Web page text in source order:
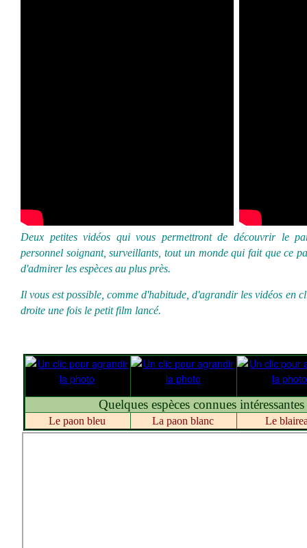
Deux petites vidéos qui vous permettront de découvrir le
personnel soignant, surveillants, tout un monde qui fait que ce
d'admirer les espèces au plus près.
Il vous est possible, comme d'habitude, d'agrandir les vidéos en
droite une fois le petit film lancé.
Quelques espèces connues
Le paon bleu La paon blanc Le